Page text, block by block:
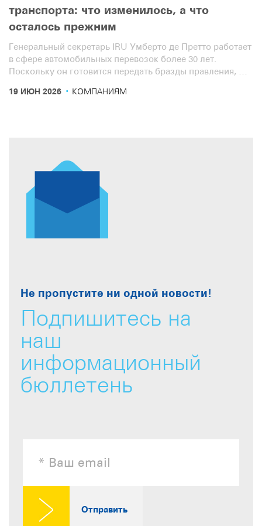
транспорта: что изменилось, а что
осталось прежним
Генеральный секретарь IRU Умберто де Претто работает
в сфере автомобильных перевозок более 30 лет.
Поскольку он готовится передать бразды правления, мы
десятилетия. В первой части интервью речь пойдет об
19 ИЮН 2026 · КОМПАНИЯМ
Не пропустите ни одной новости!
Подпишитесь на
наш
информационный
бюллетень